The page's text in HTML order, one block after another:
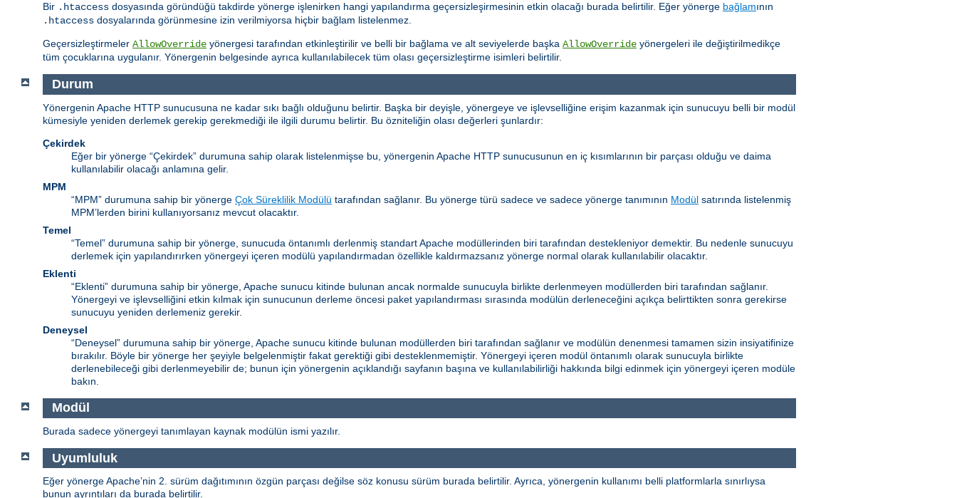
Bir .htaccess dosyasında göründüğü takdirde yönerge işlenirken hangi yapılandırma geçersizleşirmesinin etkin olacağı burada belirtilir. Eğer yönerge bağlamının
.htaccess dosyalarında görünmesine izin verilmiyorsa hiçbir bağlam listelenmez.
Geçersizleştirmeler AllowOverride yönergesi tarafından etkinleştirilir ve belli bir bağlama ve alt seviyelerde başka AllowOverride yönergeleri ile değiştirilmedikçe
tüm çocuklarına uygulanır. Yönergenin belgesinde ayrıca kullanılabilecek tüm olası geçersizleştirme isimleri belirtilir.
Durum
Yönergenin Apache HTTP sunucusuna ne kadar sıkı bağlı olduğunu belirtir. Başka bir deyişle, yönergeye ve işlevselliğine erişim kazanmak için sunucuyu belli bir modül
kümesiyle yeniden derlemek gerekip gerekmediği ile ilgili durumu belirtir. Bu özniteliğin olası değerleri şunlardır:
Çekirdek
Eğer bir yönerge “Çekirdek” durumuna sahip olarak listelenmişse bu, yönergenin Apache HTTP sunucusunun en iç kısımlarının bir parçası olduğu ve daima
kullanılabilir olacağı anlamına gelir.
MPM
“MPM” durumuna sahip bir yönerge Çok Süreklilik Modülü tarafından sağlanır. Bu yönerge türü sadece ve sadece yönerge tanımının Modül satırında listelenmiş
MPM’lerden birini kullanıyorsanız mevcut olacaktır.
Temel
“Temel” durumuna sahip bir yönerge, sunucuda öntanımlı derlenmiş standart Apache modüllerinden biri tarafından destekleniyor demektir. Bu nedenle sunucuyu
derlemek için yapılandırırken yönergeyi içeren modülü yapılandırmadan özellikle kaldırmazsanız yönerge normal olarak kullanılabilir olacaktır.
Eklenti
“Eklenti” durumuna sahip bir yönerge, Apache sunucu kitinde bulunan ancak normalde sunucuyla birlikte derlenmeyen modüllerden biri tarafından sağlanır.
Yönergeyi ve işlevselliğini etkin kılmak için sunucunun derleme öncesi paket yapılandırması sırasında modülün derleneceğini açıkça belirttikten sonra gerekirse
sunucuyu yeniden derlemeniz gerekir.
Deneysel
“Deneysel” durumuna sahip bir yönerge, Apache sunucu kitinde bulunan modüllerden biri tarafından sağlanır ve modülün denenmesi tamamen sizin insiyatifinize
bırakılır. Böyle bir yönerge her şeyiyle belgelenmiştir fakat gerektiği gibi desteklenmemiştir. Yönergeyi içeren modül öntanımlı olarak sunucuyla birlikte
derlenebileceği gibi derlenmeyebilir de; bunun için yönergenin açıklandığı sayfanın başına ve kullanılabilirliği hakkında bilgi edinmek için yönergeyi içeren modüle
bakın.
Modül
Burada sadece yönergeyi tanımlayan kaynak modülün ismi yazılır.
Uyumluluk
Eğer yönerge Apache’nin 2. sürüm dağıtımının özgün parçası değilse söz konusu sürüm burada belirtilir. Ayrıca, yönergenin kullanımı belli platformlarla sınırlıysa
bunun ayrıntıları da burada belirtilir.